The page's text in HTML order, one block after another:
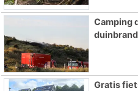
Camping
Gratis